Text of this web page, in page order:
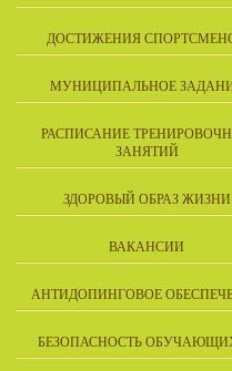
ДОСТИЖЕНИЯ
МУНИЦИПАЛЬНОЕ
РАСПИСАНИЕ
ЗАНЯТИЙ
ЗДОРОВЫЙ ОБРАЗ ЖИЗНИ
ВАКАНСИИ
АНТИДОПИНГОВОЕ
БЕЗОПАСНОСТЬ